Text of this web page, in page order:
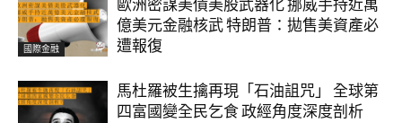
國際金融
歐洲密謀美債美股武器化 挪威手持近萬
億美元金融核武 特朗普：拋售美資產必
遭報復
馬杜羅被生擒再現「石油詛咒」 全球第
四富國變全民乞食 政經角度深度剖析